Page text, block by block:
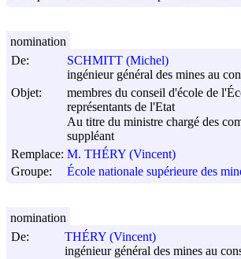
De:
SCHMITT (Michel)
ingénieur général des mines au
Objet:
membres du conseil d'école de
représentants de l'Etat
Au titre du ministre chargé des
suppléant
Remplace: M. THÉRY (Vincent)
Groupe:
École nationale supérieure des
nomination
De:
THÉRY (Vincent)
ingénieur général des mines au
nomination